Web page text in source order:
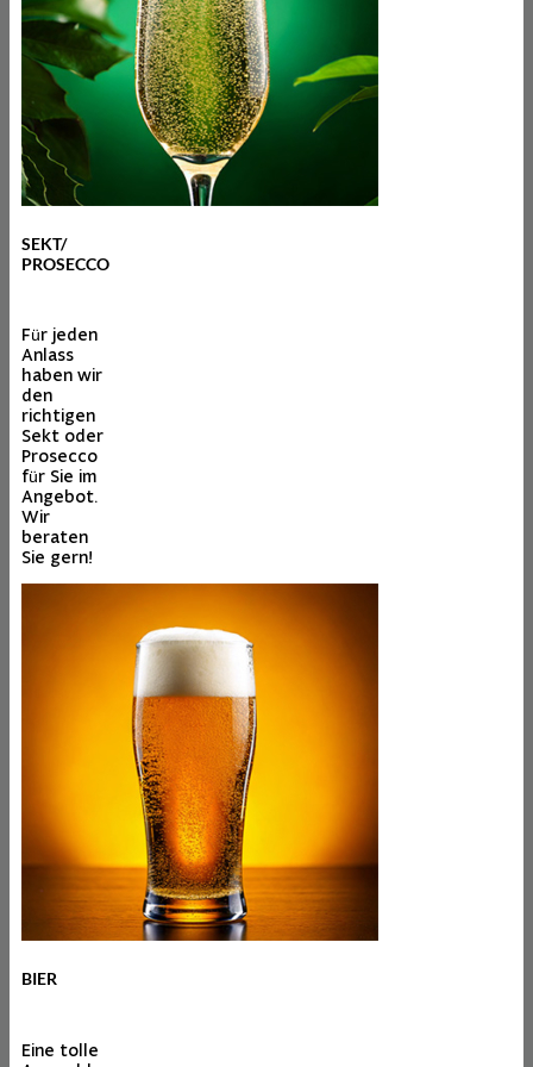
SEKT/
PROSECCO
Für jeden
Anlass
haben wir
den
richtigen
Sekt oder
Prosecco
für Sie im
Angebot.
Wir
beraten
Sie gern!
BIER
Eine tolle